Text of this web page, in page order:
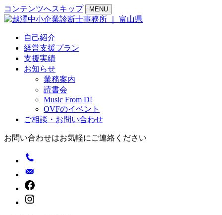
コンテンツへスキップ MENU
自己紹介
経営支援プラン
支援実績
お知らせ
業務案内
読書会
Music From D!
OVFのイベント
ご相談・お問い合わせ
お問い合わせはお気軽にご連絡ください